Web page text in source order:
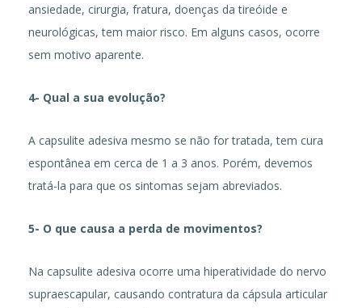
ansiedade, cirurgia, fratura, doenças da tireóide e
neurológicas, tem maior risco. Em alguns casos, ocorre
sem motivo aparente.
4- Qual a sua evolução?
A capsulite adesiva mesmo se não for tratada, tem cura
espontânea em cerca de 1 a 3 anos. Porém, devemos
tratá-la para que os sintomas sejam abreviados.
5- O que causa a perda de movimentos?
Na capsulite adesiva ocorre uma hiperatividade do nervo
supraescapular, causando contratura da cápsula articular